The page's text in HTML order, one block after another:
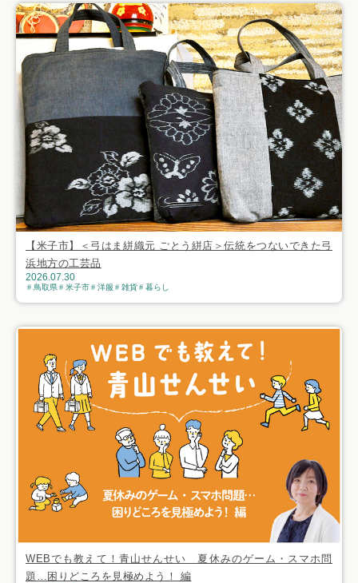
【米子市】＜弓はま絣織元 ごとう絣店＞伝統をつないできた弓
浜地方の工芸品
2026.07.30
鳥取県 米子市 洋服 雑貨 暮らし
WEBでも教えて！青山せんせい 夏休みのゲーム・スマホ問
題…困りどころを見極めよう！ 編